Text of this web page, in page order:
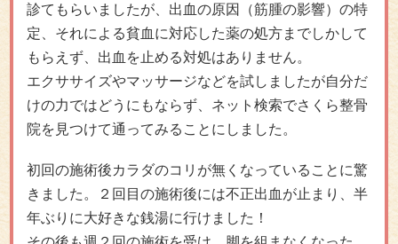
診てもらいましたが、出血の原因（筋腫の影響）の特
定、それによる貧血に対応した薬の処方までしかして
もらえず、出血を止める対処はありません。
エクササイズやマッサージなどを試しましたが自分だ
けの力ではどうにもならず、ネット検索でさくら整骨
院を見つけて通ってみることにしました。
初回の施術後カラダのコリが無くなっていることに驚
きました。２回目の施術後には不正出血が止まり、半
年ぶりに大好きな銭湯に行けました！